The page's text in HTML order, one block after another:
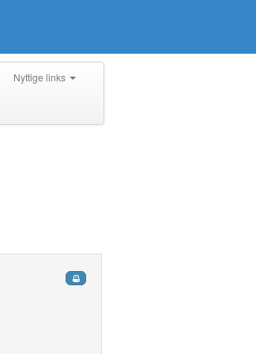
Nyttige links